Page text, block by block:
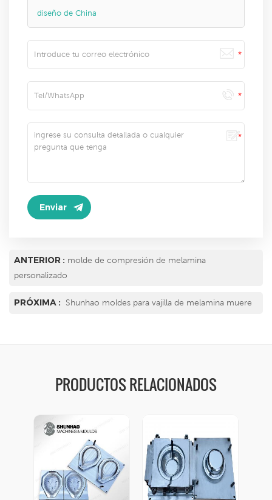
diseño de China
ANTERIOR : molde de compresión de melamina
personalizado
PRÓXIMA : Shunhao moldes para vajilla de melamina muere
PRODUCTOS RELACIONADOS